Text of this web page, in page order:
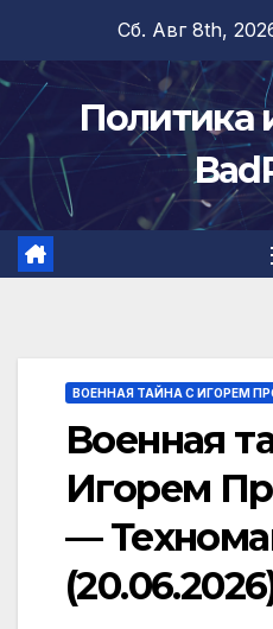
содержимому
Сб. Авг 8th,
Политика
ВОЕННАЯ ТАЙНА С ИГОРЕМ
Военная
Игорем
—